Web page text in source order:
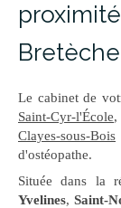
Bretèche
Le cabinet de
Saint-Cyr-l'École,
Clayes-sous-Bois
d'ostéopathe.
Située dans la
Yvelines,Saint-